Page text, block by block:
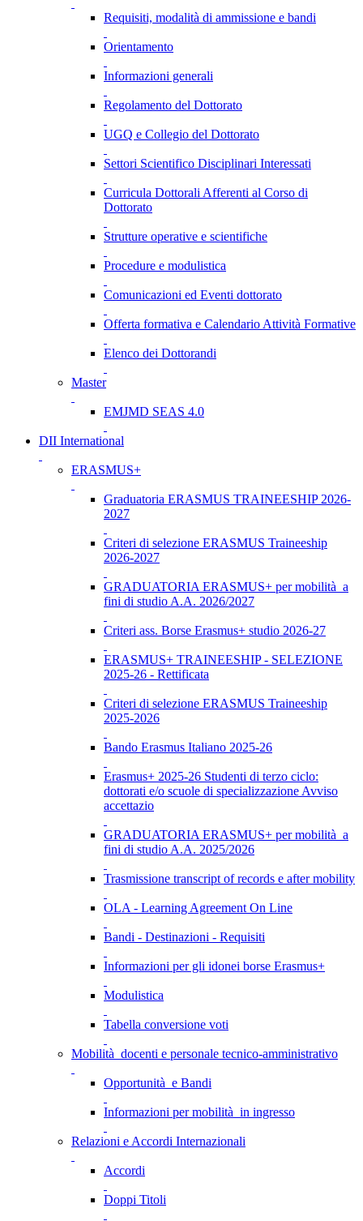
Requisiti, modalità di ammissione e bandi
Orientamento
Informazioni generali
Regolamento del Dottorato
UGQ e Collegio del Dottorato
Settori Scientifico Disciplinari Interessati
Curricula Dottorali Afferenti al Corso di
Dottorato
Strutture operative e scientifiche
Procedure e modulistica
Comunicazioni ed Eventi dottorato
Offerta formativa e Calendario Attività Formative
Elenco dei Dottorandi
Master
EMJMD SEAS 4.0
DII International
ERASMUS+
Graduatoria ERASMUS TRAINEESHIP 2026-
2027
Criteri di selezione ERASMUS Traineeship
2026-2027
GRADUATORIA ERASMUS+ per mobilità a
fini di studio A.A. 2026/2027
Criteri ass. Borse Erasmus+ studio 2026-27
ERASMUS+ TRAINEESHIP - SELEZIONE
2025-26 - Rettificata
Criteri di selezione ERASMUS Traineeship
2025-2026
Bando Erasmus Italiano 2025-26
Erasmus+ 2025-26 Studenti di terzo ciclo:
dottorati e/o scuole di specializzazione Avviso
accettazio
GRADUATORIA ERASMUS+ per mobilità a
fini di studio A.A. 2025/2026
Trasmissione transcript of records e after mobility
OLA - Learning Agreement On Line
Bandi - Destinazioni - Requisiti
Informazioni per gli idonei borse Erasmus+
Modulistica
Tabella conversione voti
Mobilità docenti e personale tecnico-amministrativo
Opportunità e Bandi
Informazioni per mobilità in ingresso
Relazioni e Accordi Internazionali
Accordi
Doppi Titoli